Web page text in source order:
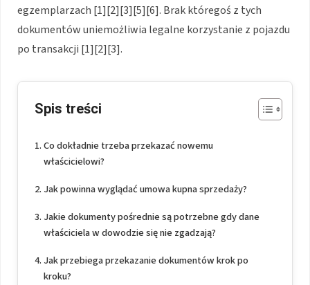
egzemplarzach [1][2][3][5][6]. Brak któregoś z tych
dokumentów uniemożliwia legalne korzystanie z pojazdu
po transakcji [1][2][3].
Spis treści
Co dokładnie trzeba przekazać nowemu
właścicielowi?
Jak powinna wyglądać umowa kupna sprzedaży?
Jakie dokumenty pośrednie są potrzebne gdy dane
właściciela w dowodzie się nie zgadzają?
Jak przebiega przekazanie dokumentów krok po
kroku?